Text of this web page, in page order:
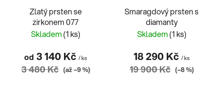
Zlatý prsten se
zirkonem 077
Skladem(1 ks)
od 3 140 Kč / ks
3 480 Kč (až –9 %)
Smaragdový prsten s
diamanty
Skladem(1 ks)
18 290 Kč / ks
19 900 Kč (–8 %)